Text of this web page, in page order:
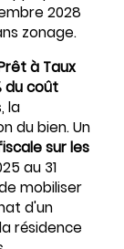
2028
zonage.
à Taux
du coût
la
du bien. Un
sur les
au 31
mobiliser
d'un
résidence